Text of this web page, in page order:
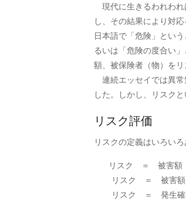
現代に生きるわれわれ
し、その結果により対
日本語で「危険」とい
るいは「危険の度合い
額、被保険者（物）をリ
連続エッセイでは異常
した。しかし、リスク
リスク評価
リスクの定義はいろい
リスク ＝ 被害額
リスク ＝ 被害額
リスク ＝ 発生確